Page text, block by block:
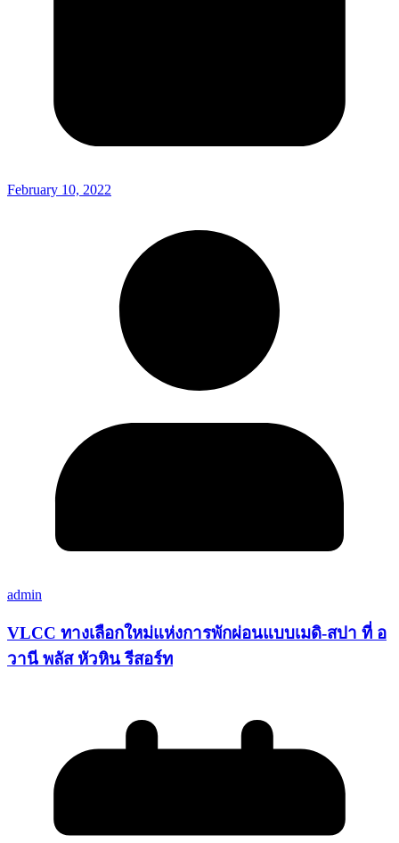
February 10, 2022
admin
VLCC ทางเลือกใหม่แห่งการพักผ่อนแบบเมดิ-สปา ที่ อ
วานี พลัส หัวหิน รีสอร์ท